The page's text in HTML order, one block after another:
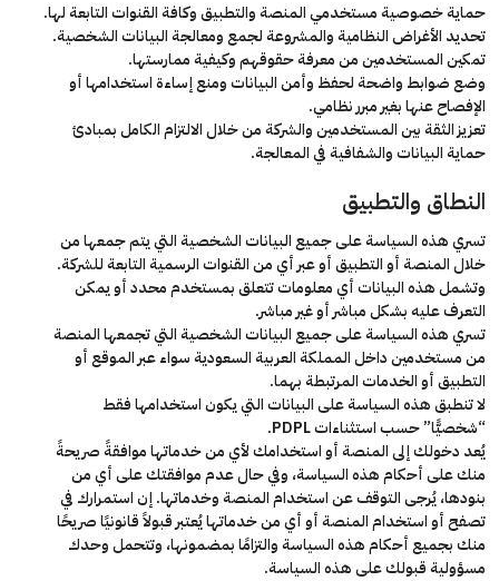
حماية خصوصية مستخدمي المنصة والتطبيق وكافة القنوات التابعة لها.
تحديد الأغراض النظامية والمشروعة لجمع ومعالجة البيانات الشخصية.
تمكين المستخدمين من معرفة حقوقهم وكيفية ممارستها.
وضع ضوابط واضحة لحفظ وأمن البيانات ومنع إساءة استخدامها أو
الإفصاح عنها بغير مبرر نظامي.
تعزيز الثقة بين المستخدمين والشركة من خلال الالتزام الكامل بمبادئ
حماية البيانات والشفافية في المعالجة.
النطاق والتطبيق
تسري هذه السياسة على جميع البيانات الشخصية التي يتم جمعها من
خلال المنصة أو التطبيق أو عبر أي من القنوات الرسمية التابعة للشركة.
وتشمل هذه البيانات أي معلومات تتعلق بمستخدم محدد أو يمكن
التعرف عليه بشكل مباشر أو غير مباشر.
تسري هذه السياسة على جميع البيانات الشخصية التي تجمعها المنصة
من مستخدمين داخل المملكة العربية السعودية سواء عبر الموقع أو
التطبيق أو الخدمات المرتبطة بهما.
لا تنطبق هذه السياسة على البيانات التي يكون استخدامها فقط
“شخصيًّا”حسب استثناءات PDPL.
يُعد دخولك إلى المنصة أو استخدامك لأي من خدماتها موافقةً صريحةً
منك على أحكام هذه السياسة، وفي حال عدم موافقتك على أي من
بنودها، يُرجى التوقف عن استخدام المنصة وخدماتها. إن استمرارك في
تصفح أو استخدام المنصة أو أي من خدماتها يُعتبر قبولاً قانونيًا صريحًا
منك بجميع أحكام هذه السياسة والتزامًا بمضمونها، وتتحمل وحدك
مسؤولية قبولك على هذه السياسة.